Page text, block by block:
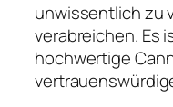
unwissentlich zu
verabreichen. Es
hochwertige